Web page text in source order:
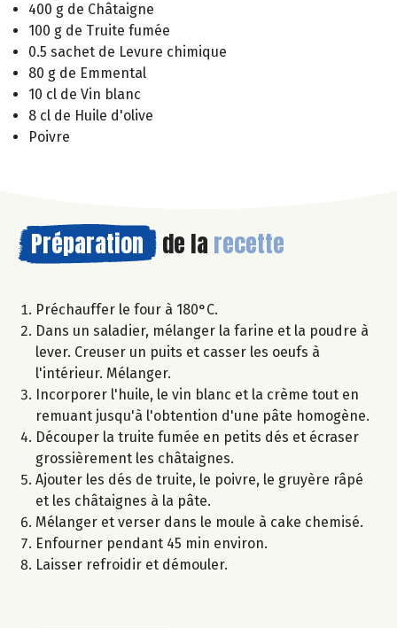
400 g de Châtaigne
100 g de Truite fumée
0.5 sachet de Levure chimique
80 g de Emmental
10 cl de Vin blanc
8 cl de Huile d'olive
Poivre
Préparation de la recette
Préchauffer le four à 180°C.
Dans un saladier, mélanger la farine et la poudre à
lever. Creuser un puits et casser les oeufs à
l'intérieur. Mélanger.
Incorporer l'huile, le vin blanc et la crème tout en
remuant jusqu'à l'obtention d'une pâte homogène.
Découper la truite fumée en petits dés et écraser
grossièrement les châtaignes.
Ajouter les dés de truite, le poivre, le gruyère râpé
et les châtaignes à la pâte.
Mélanger et verser dans le moule à cake chemisé.
Enfourner pendant 45 min environ.
Laisser refroidir et démouler.